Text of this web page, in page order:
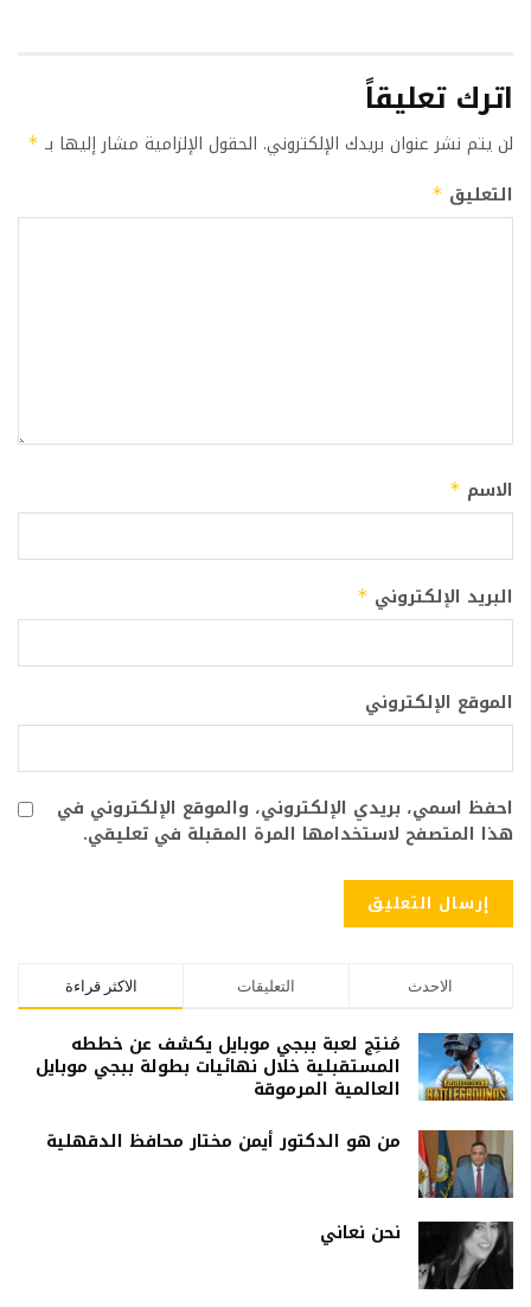
اترك تعليقاً
لن يتم نشر عنوان بريدك الإلكتروني. الحقول الإلزامية مشار إليها بـ *
التعليق *
الاسم *
البريد الإلكتروني *
الموقع الإلكتروني
احفظ اسمي، بريدي الإلكتروني، والموقع الإلكتروني في
هذا المتصفح لاستخدامها المرة المقبلة في تعليقي.
الاكثر قراءة التعليقات الاحدث
مُنتِج لعبة ببجي موبايل يكشف عن خططه
المستقبلية خلال نهائيات بطولة ببجي موبايل
العالمية المرموقة
من هو الدكتور أيمن مختار محافظ الدقهلية
نحن نعاني